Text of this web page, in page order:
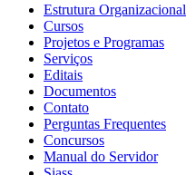
Estrutura Organizacional
Cursos
Projetos e Programas
Serviços
Editais
Documentos
Contato
Perguntas Frequentes
Concursos
Manual do Servidor